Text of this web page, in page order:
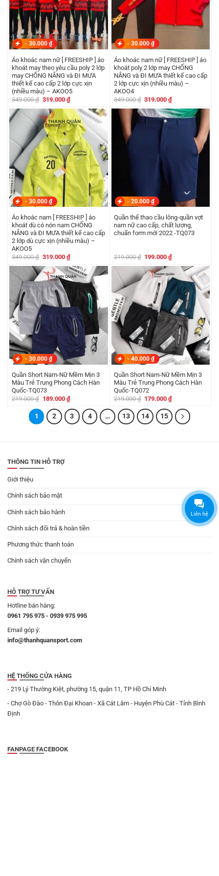
- 30.000 ₫
Áo khoác nam nữ [ FREESHIP ] áo
khoát may theo yêu cầu poly 2 lớp
may CHỐNG NẮNG và ĐI MƯA
thiết kế cao cấp 2 lớp cực xịn
(nhiều màu) – AKOO5
349.000₫ Giá
là:
349.000 ₫.
319.000 ₫Giá
hiện
tại
319.000 ₫.
- 30.000 ₫
Áo khoác nam nữ [ FREESHIP ] áo
khoát poly 2 lớp may CHỐNG
NẮNG và ĐI MƯA thiết kế cao cấp
2 lớp cực xịn (nhiều màu) –
AKOO4
349.000₫ Giá
là:
349.000 ₫.
319.000₫Giá
tại
là:
319.000 ₫.
- 30.000 ₫
Áo khoác nam [ FREESHIP ] áo
khoát dù có nón nam CHỐNG
NẮNG và ĐI MƯA thiết kế cao cấp
2 lớp dù cực xịn (nhiều màu) –
AKOO5
349.000₫ Giá
là:
349.000 ₫.
319.000 ₫Giá
hiện
tại
là:
319.000 ₫.
- 20.000 ₫
Quần thể thao cầu lông-quần vợt
nam nữ cao cấp, chất lượng,
chuẩn form mới 2022 -TQ073
219.000₫ Giá
là:
219.000 ₫.
199.000₫Giá
tại
là:
199.000 ₫.
- 30.000 ₫
Quần Short Nam-Nữ Mềm Mịn 3
Màu Trẻ Trung Phong Cách Hàn
Quốc-TQ073
219.000₫ Giá
là:
219.000 ₫.
189.000 ₫Giá
hiện
tại
là:
189.000 ₫.
- 40.000 ₫
Quần Short Nam-Nữ Mềm Mịn 3
Màu Trẻ Trung Phong Cách Hàn
Quốc-TQ072
219.000₫ Giá
là:
219.000 ₫.
179.000₫Giá
tại
là:
179.000 ₫.
1 2 3 4 … 13 14 15
THÔNG TIN HỖ TRỢ
Giới thiệu
Chính sách bảo mật
Chính sách bảo hành
Chính sách đổi trả & hoàn tiền
Phương thức thanh toán
Chính sách vận chuyển
HỖ TRỢ TƯ VẤN
Hotline bán hàng:
0961 795 975 - 0939 975 995
Email góp ý:
info@thanhquansport.com
HỆ THỐNG CỬA HÀNG
- 219 Lý Thường Kiệt, phường 15, quận 11, TP Hồ Chí Minh
- Chợ Gò Đào - Thôn Đại Khoan - Xã Cát Lâm - Huyện Phù Cát - Tỉnh Bình
Định
FANPAGE FACEBOOK
Liên hệ